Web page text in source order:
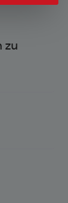
zu